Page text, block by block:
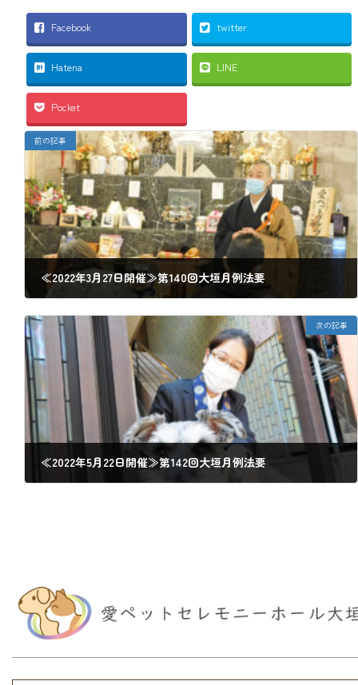
Facebook twitter
Hatena LINE
Pocket
前の記事
≪2022年3月27日開催≫第140回大垣月例法要
次の記事
≪2022年5月22日開催≫第142回大垣月例法要